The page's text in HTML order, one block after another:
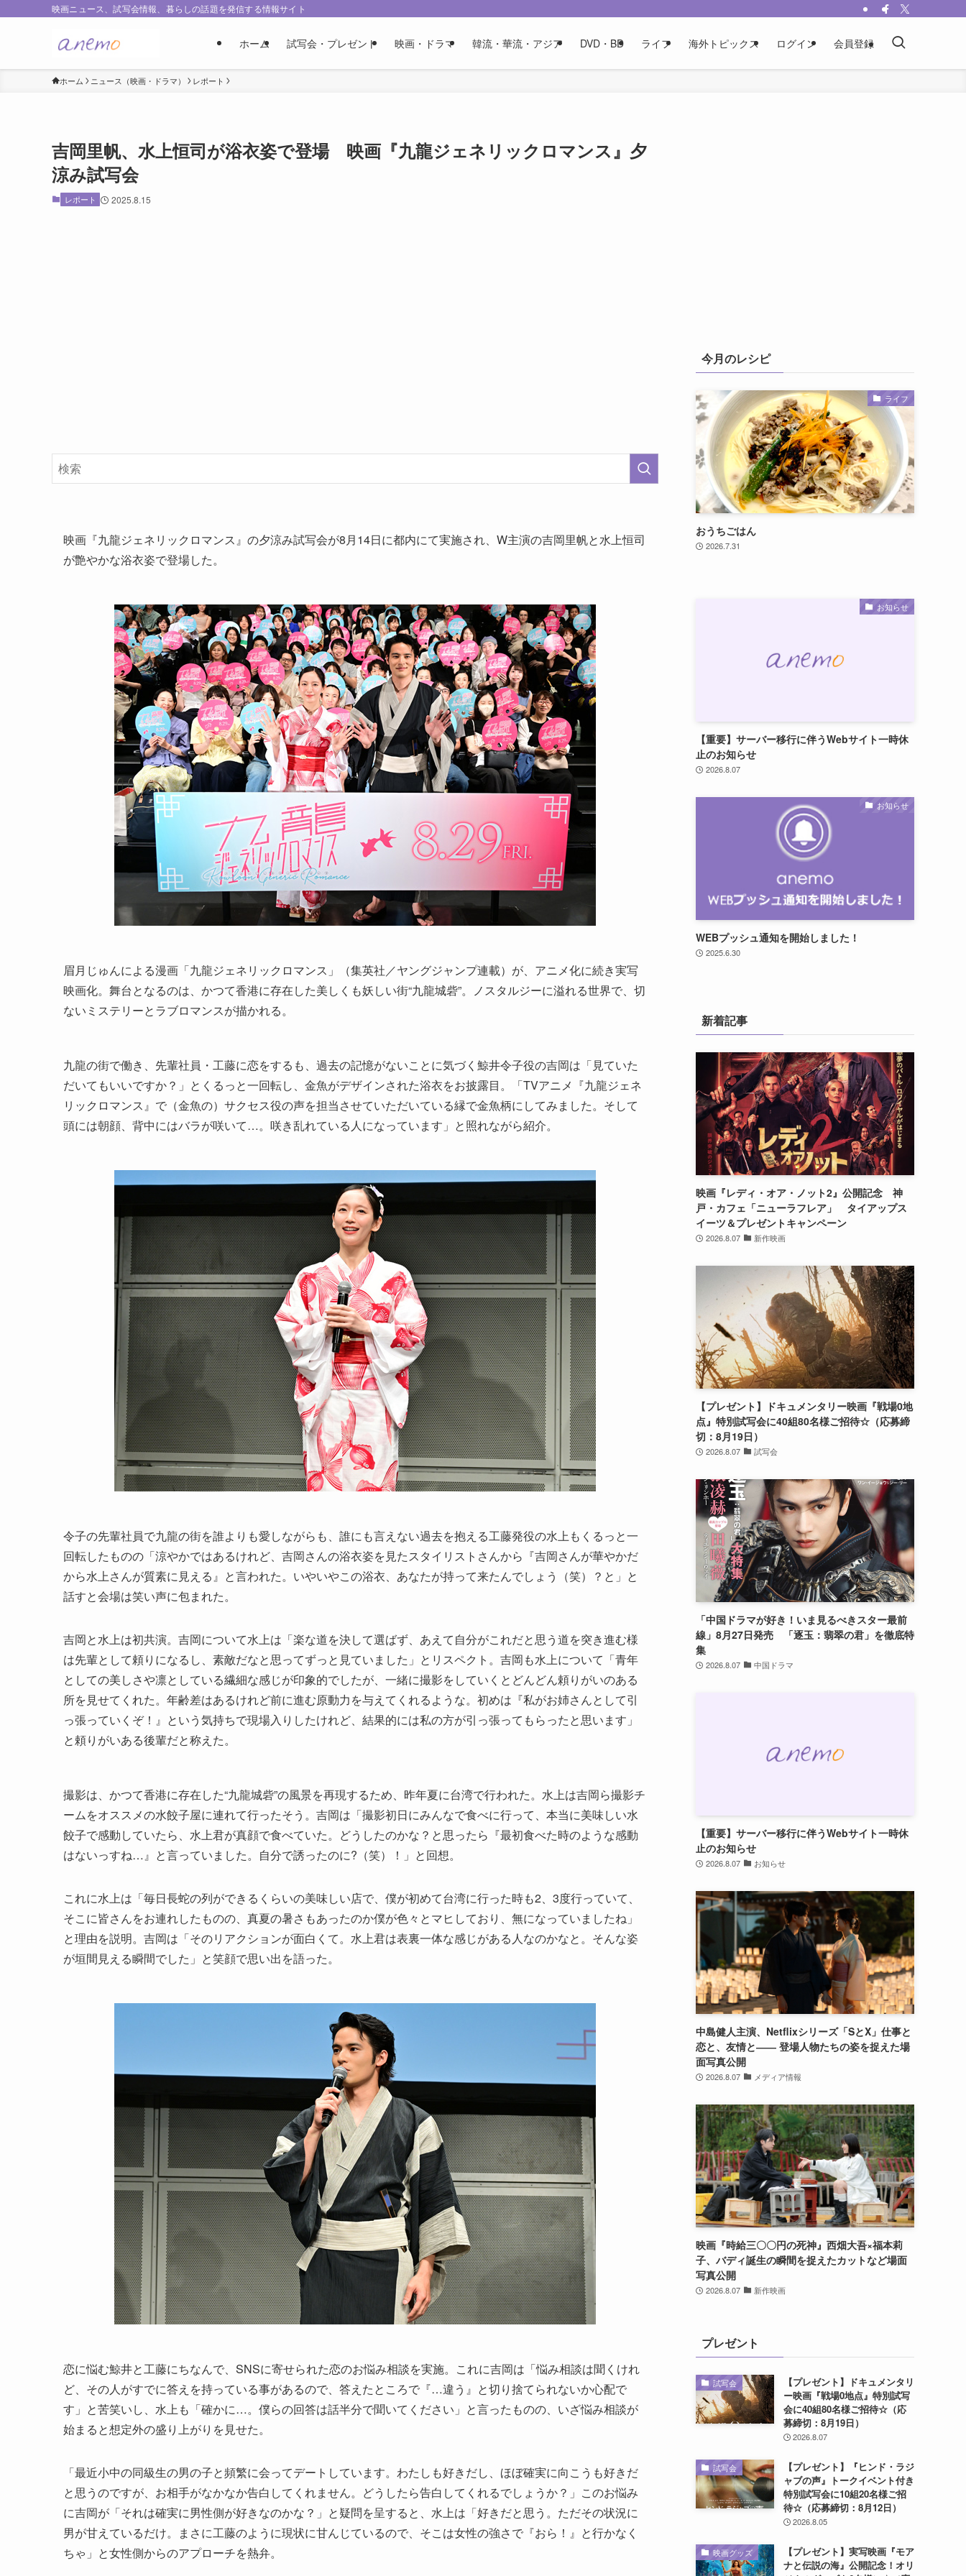
映画ニュース、試写会情報、暮らしの話題を発信する情報サイト
ホーム 試写会・プレゼント 映画・ドラマ 韓流・華流・アジア DVD・BD ライフ 海外トピックス ログイン 会員登録
ホーム ニュース（映画・ドラマ） レポート
吉岡里帆、水上恒司が浴衣姿で登場 映画『九龍ジェネリックロマンス』夕
涼み試写会
レポート 2025.8.15
映画『九龍ジェネリックロマンス』の夕涼み試写会が8月14日に都内にて実施され、W主演の吉岡里帆と水上恒司
が艶やかな浴衣姿で登場した。
眉月じゅんによる漫画「九龍ジェネリックロマンス」（集英社／ヤングジャンプ連載）が、アニメ化に続き実写
映画化。舞台となるのは、かつて香港に存在した美しくも妖しい街“九龍城砦”。ノスタルジーに溢れる世界で、切
ないミステリーとラブロマンスが描かれる。
九龍の街で働き、先輩社員・工藤に恋をするも、過去の記憶がないことに気づく鯨井令子役の吉岡は「見ていた
だいてもいいですか？」とくるっと一回転し、金魚がデザインされた浴衣をお披露目。「TVアニメ『九龍ジェネ
リックロマンス』で（金魚の）サクセス役の声を担当させていただいている縁で金魚柄にしてみました。そして
頭には朝顔、背中にはバラが咲いて…。咲き乱れている人になっています」と照れながら紹介。
令子の先輩社員で九龍の街を誰よりも愛しながらも、誰にも言えない過去を抱える工藤発役の水上もくるっと一
回転したものの「涼やかではあるけれど、吉岡さんの浴衣姿を見たスタイリストさんから『吉岡さんが華やかだ
から水上さんが質素に見える』と言われた。いやいやこの浴衣、あなたが持って来たんでしょう（笑）？と」と
話すと会場は笑い声に包まれた。
吉岡と水上は初共演。吉岡について水上は「楽な道を決して選ばず、あえて自分がこれだと思う道を突き進む様
は先輩として頼りになるし、素敵だなと思ってずっと見ていました」とリスペクト。吉岡も水上について「青年
としての美しさや凛としている繊細な感じが印象的でしたが、一緒に撮影をしていくとどんどん頼りがいのある
所を見せてくれた。年齢差はあるけれど前に進む原動力を与えてくれるような。初めは『私がお姉さんとして引
っ張っていくぞ！』という気持ちで現場入りしたけれど、結果的には私の方が引っ張ってもらったと思います」
と頼りがいある後輩だと称えた。
撮影は、かつて香港に存在した“九龍城砦”の風景を再現するため、昨年夏に台湾で行われた。水上は吉岡ら撮影チ
ームをオススメの水餃子屋に連れて行ったそう。吉岡は「撮影初日にみんなで食べに行って、本当に美味しい水
餃子で感動していたら、水上君が真顔で食べていた。どうしたのかな？と思ったら『最初食べた時のような感動
はないっすね…』と言っていました。自分で誘ったのに?（笑）！」と回想。
これに水上は「毎日長蛇の列ができるくらいの美味しい店で、僕が初めて台湾に行った時も2、3度行っていて、
そこに皆さんをお連れしたものの、真夏の暑さもあったのか僕が色々とマヒしており、無になっていましたね」
と理由を説明。吉岡は「そのリアクションが面白くて。水上君は表裏一体な感じがある人なのかなと。そんな姿
が垣間見える瞬間でした」と笑顔で思い出を語った。
恋に悩む鯨井と工藤にちなんで、SNSに寄せられた恋のお悩み相談を実施。これに吉岡は「悩み相談は聞くけれ
ど、その人がすでに答えを持っている事があるので、答えたところで『…違う』と切り捨てられないか心配で
す」と苦笑いし、水上も「確かに…。僕らの回答は話半分で聞いてください」と言ったものの、いざ悩み相談が
始まると想定外の盛り上がりを見せた。
「最近小中の同級生の男の子と頻繁に会ってデートしています。わたしも好きだし、ほぼ確実に向こうも好きだ
と思うのですが、お相手がなかなか告白してくれません。どうしたら告白してくれるでしょうか？」このお悩み
に吉岡が「それは確実に男性側が好きなのかな？」と疑問を呈すると、水上は「好きだと思う。ただその状況に
男が甘えているだけ。まさに工藤のように現状に甘んじているので、そこは女性の強さで『おら！』と行かなく
ちゃ」と女性側からのアプローチを熱弁。
今月のレシピ
ライフ
おうちごはん
2026.7.31
お知らせ
【重要】サーバー移行に伴うWebサイト一時休
止のお知らせ
2026.8.07
お知らせ
WEBプッシュ通知を開始しました！
2025.6.30
新着記事
映画『レディ・オア・ノット2』公開記念 神
戸・カフェ「ニューラフレア」 タイアップス
イーツ＆プレゼントキャンペーン
2026.8.07 新作映画
【プレゼント】ドキュメンタリー映画『戦場0地
点』特別試写会に40組80名様ご招待☆（応募締
切：8月19日）
2026.8.07 試写会
「中国ドラマが好き！いま見るべきスター最前
線」8月27日発売 「逐玉：翡翠の君」を徹底特
集
2026.8.07 中国ドラマ
【重要】サーバー移行に伴うWebサイト一時休
止のお知らせ
2026.8.07 お知らせ
中島健人主演、Netflixシリーズ「SとX」仕事と
恋と、友情と―― 登場人物たちの姿を捉えた場
面写真公開
2026.8.07 メディア情報
映画『時給三〇〇円の死神』西畑大吾×福本莉
子、バディ誕生の瞬間を捉えたカットなど場面
写真公開
2026.8.07 新作映画
プレゼント
試写会
【プレゼント】ドキュメンタリ
ー映画『戦場0地点』特別試写
会に40組80名様ご招待☆（応
募締切：8月19日）
2026.8.07
試写会
【プレゼント】『ヒンド・ラジ
ャブの声』トークイベント付き
特別試写会に10組20名様ご招
待☆（応募締切：8月12日）
2026.8.05
映画グッズ
【プレゼント】実写映画『モア
ナと伝説の海』公開記念！オリ